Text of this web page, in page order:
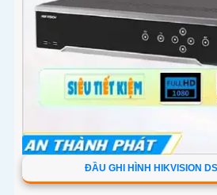
ĐẦU GHI HÌNH HIKVISION